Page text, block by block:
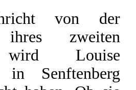
von der
zweiten
Louise
in Senftenberg